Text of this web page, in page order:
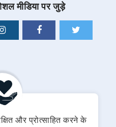
मीडिया पर जुड़े
और प्रोत्साहित करने के